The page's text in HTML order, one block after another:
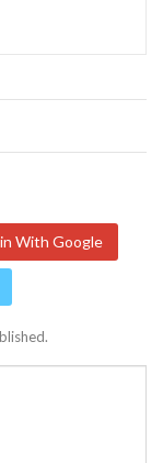
With Google